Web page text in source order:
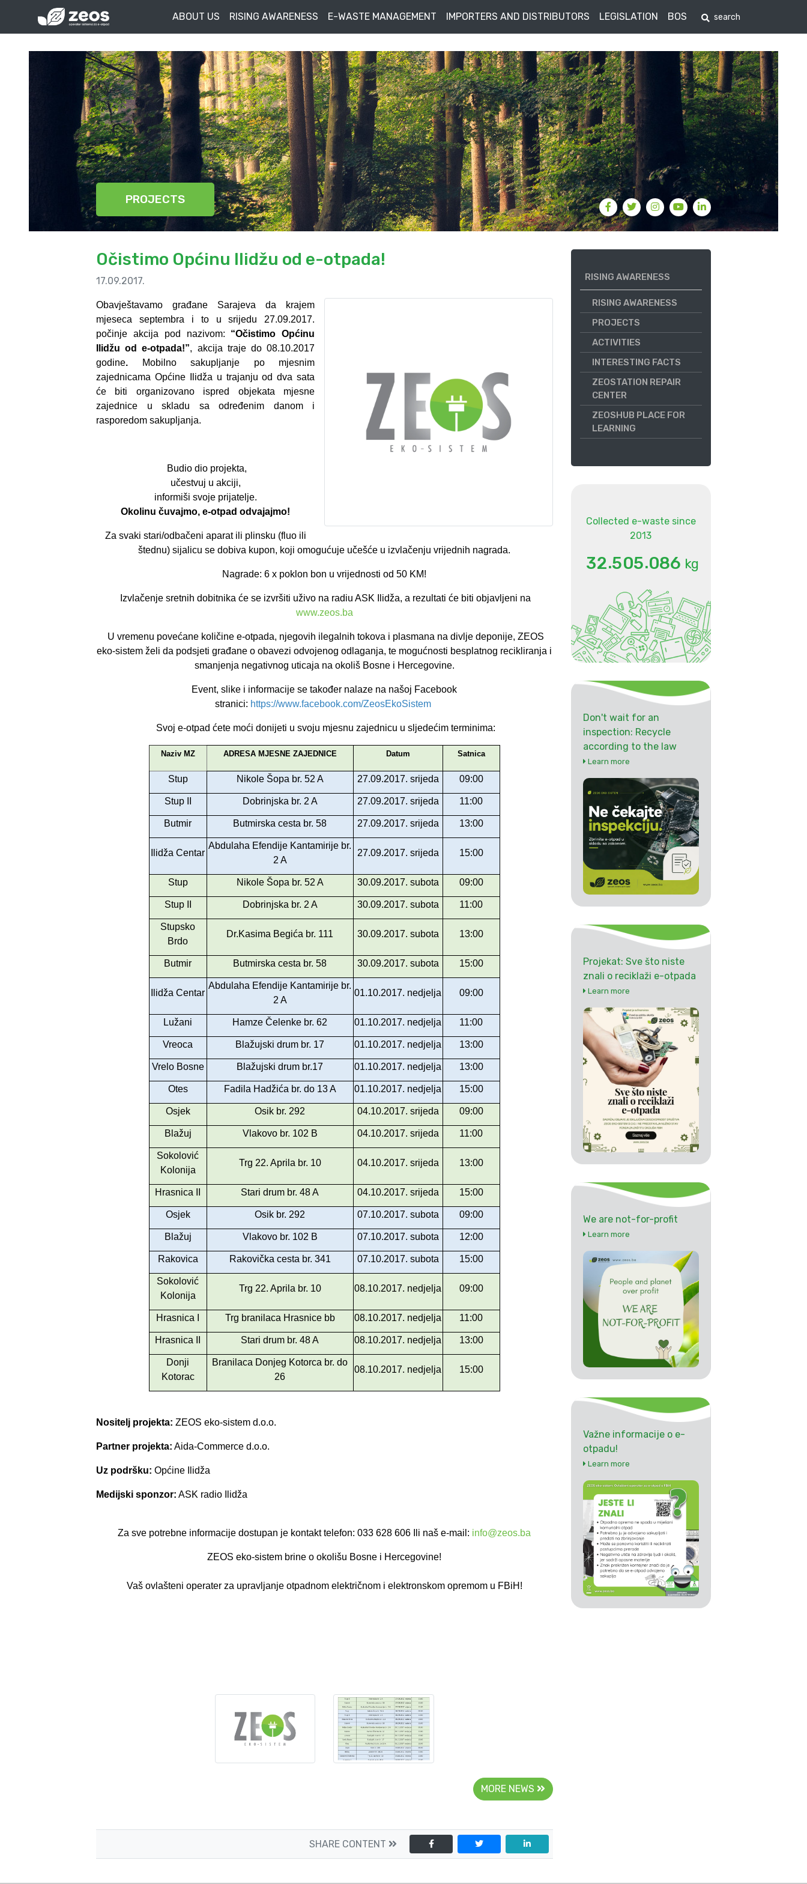
ABOUT US RISING AWARENESS E-WASTE MANAGEMENT IMPORTERS AND DISTRIBUTORS LEGISLATION BOS
PROJECTS
Očistimo Općinu Ilidžu od e-otpada!
17.09.2017.
Obavještavamo građane Sarajeva da krajem
mjeseca septembra i to u srijedu 27.09.2017.
počinje akcija pod nazivom: “Očistimo Općinu
Ilidžu od e-otpada!”, akcija traje do 08.10.2017
godine. Mobilno sakupljanje po mjesnim
zajednicama Općine Ilidža u trajanju od dva sata
će biti organizovano ispred objekata mjesne
zajednice u skladu sa određenim danom i
rasporedom sakupljanja.
Budio dio projekta,
učestvuj u akciji,
informiši svoje prijatelje.
Okolinu čuvajmo, e-otpad odvajajmo!
Za svaki stari/odbačeni aparat ili plinsku (fluo ili
štednu) sijalicu se dobiva kupon, koji omogućuje učešće u izvlačenju vrijednih nagrada.
Nagrade: 6 x poklon bon u vrijednosti od 50 KM!
Izvlačenje sretnih dobitnika će se izvršiti uživo na radiu ASK Ilidža, a rezultati će biti objavljeni na
www.zeos.ba
U vremenu povećane količine e-otpada, njegovih ilegalnih tokova i plasmana na divlje deponije, ZEOS
eko-sistem želi da podsjeti građane o obavezi odvojenog odlaganja, te mogućnosti besplatnog recikliranja i
smanjenja negativnog uticaja na okoliš Bosne i Hercegovine.
Event, slike i informacije se također nalaze na našoj Facebook
stranici: https://www.facebook.com/ZeosEkoSistem
Svoj e-otpad ćete moći donijeti u svoju mjesnu zajednicu u sljedećim terminima:
Naziv MZ ADRESA MJESNE ZAJEDNICE Datum Satnica
Stup Nikole Šopa br. 52 A 27.09.2017. srijeda 09:00
Stup II Dobrinjska br. 2 A 27.09.2017. srijeda 11:00
Butmir Butmirska cesta br. 58 27.09.2017. srijeda 13:00
Ilidža Centar
Abdulaha Efendije Kantamirije br.
2 A
27.09.2017. srijeda 15:00
Stup Nikole Šopa br. 52 A 30.09.2017. subota 09:00
Stup II Dobrinjska br. 2 A 30.09.2017. subota 11:00
Stupsko
Brdo
Dr.Kasima Begića br. 111 30.09.2017. subota 13:00
Butmir Butmirska cesta br. 58 30.09.2017. subota 15:00
Ilidža Centar
Abdulaha Efendije Kantamirije br.
2 A
01.10.2017. nedjelja 09:00
Lužani Hamze Čelenke br. 62 01.10.2017. nedjelja 11:00
Vreoca Blažujski drum br. 17 01.10.2017. nedjelja 13:00
Vrelo Bosne Blažujski drum br.17 01.10.2017. nedjelja 13:00
Otes Fadila Hadžića br. do 13 A 01.10.2017. nedjelja 15:00
Osjek Osik br. 292 04.10.2017. srijeda 09:00
Blažuj Vlakovo br. 102 B 04.10.2017. srijeda 11:00
Sokolović
Kolonija
Trg 22. Aprila br. 10 04.10.2017. srijeda 13:00
Hrasnica II Stari drum br. 48 A 04.10.2017. srijeda 15:00
Osjek Osik br. 292 07.10.2017. subota 09:00
Blažuj Vlakovo br. 102 B 07.10.2017. subota 12:00
Rakovica Rakovička cesta br. 341 07.10.2017. subota 15:00
Sokolović
Kolonija
Trg 22. Aprila br. 10 08.10.2017. nedjelja 09:00
Hrasnica I Trg branilaca Hrasnice bb 08.10.2017. nedjelja 11:00
Hrasnica II Stari drum br. 48 A 08.10.2017. nedjelja 13:00
Donji
Kotorac
Branilaca Donjeg Kotorca br. do
26
08.10.2017. nedjelja 15:00
Nositelj projekta: ZEOS eko-sistem d.o.o.
Partner projekta: Aida-Commerce d.o.o.
Uz podršku: Općine Ilidža
Medijski sponzor: ASK radio Ilidža
Za sve potrebne informacije dostupan je kontakt telefon: 033 628 606 Ili naš e-mail: info@zeos.ba
ZEOS eko-sistem brine o okolišu Bosne i Hercegovine!
Vaš ovlašteni operater za upravljanje otpadnom električnom i elektronskom opremom u FBiH!
MORE NEWS
SHARE CONTENT
RISING AWARENESS
RISING AWARENESS
PROJECTS
ACTIVITIES
INTERESTING FACTS
ZEOSTATION REPAIR
CENTER
ZEOSHUB PLACE FOR
LEARNING
Collected e-waste since
2013
32.505.086 kg
Don't wait for an
inspection: Recycle
according to the law
Learn more
Projekat: Sve što niste
znali o reciklaži e-otpada
Learn more
We are not-for-profit
Learn more
Važne informacije o e-
otpadu!
Learn more